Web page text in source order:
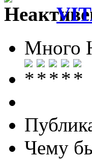
Много
Чему